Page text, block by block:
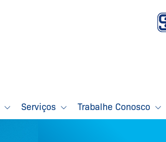
Serviços Trabalhe Conosco